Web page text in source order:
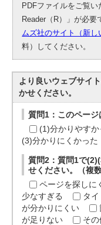
PDFファイルをご覧い
Reader（R）」が必要
ムズ社のサイト（新し
料）してください。
より良いウェブサイ
かせください。
質問1：このページ
(1)分かりやすか
(3)分かりにくかった
質問2：質問1で
せください。（複
ページを探しに
少なすぎる
タ
が分かりにくい
が足りない
その